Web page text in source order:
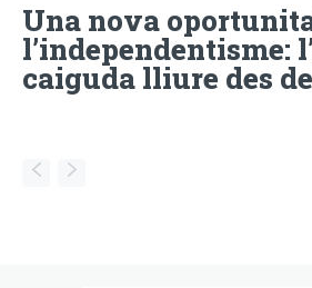
Una nova
l’independentisme:
caiguda lliure des